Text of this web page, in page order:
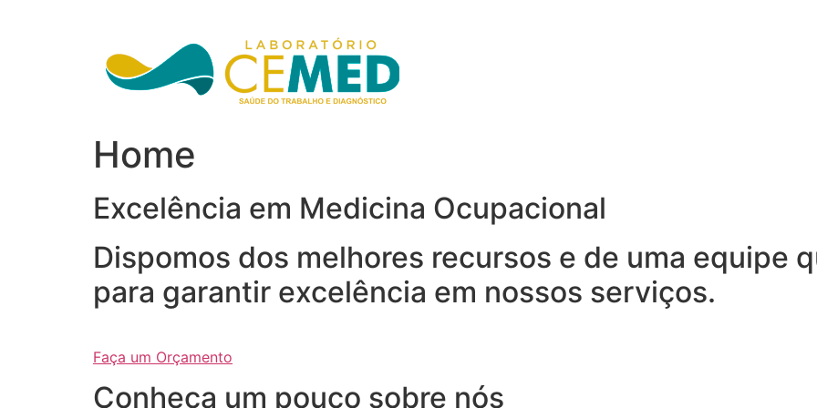
Home
Excelência em Medicina Ocupacional
Dispomos dos melhores recursos e de uma equipe
para garantir excelência em nossos serviços.
Faça um Orçamento
Conheça um pouco sobre nós